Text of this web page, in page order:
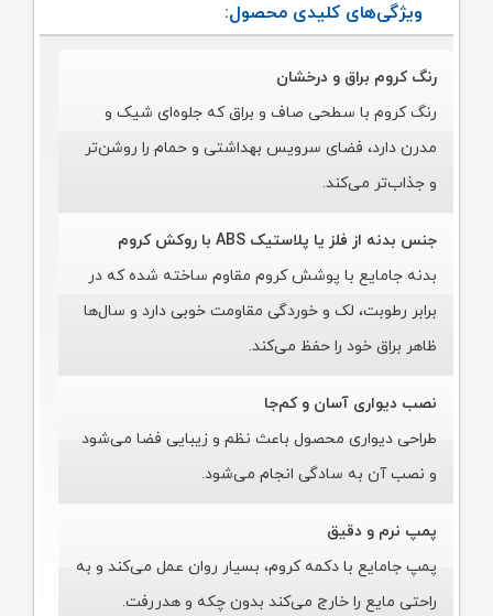
ویژگی‌های کلیدی محصول:
رنگ کروم براق و درخشان
رنگ کروم با سطحی صاف و براق که جلوه‌ای شیک و
مدرن دارد، فضای سرویس بهداشتی و حمام را روشن‌تر
و جذاب‌تر می‌کند.
جنس بدنه از فلز یا پلاستیک ABS با روکش کروم
بدنه جامایع با پوشش کروم مقاوم ساخته شده که در
برابر رطوبت، لک و خوردگی مقاومت خوبی دارد و سال‌ها
ظاهر براق خود را حفظ می‌کند.
نصب دیواری آسان و کم‌جا
طراحی دیواری محصول باعث نظم و زیبایی فضا می‌شود
و نصب آن به سادگی انجام می‌شود.
پمپ نرم و دقیق
پمپ جامایع با دکمه کروم، بسیار روان عمل می‌کند و به
راحتی مایع را خارج می‌کند بدون چکه و هدررفت.